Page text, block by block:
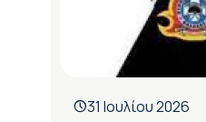
31 Ιουλίου 2026